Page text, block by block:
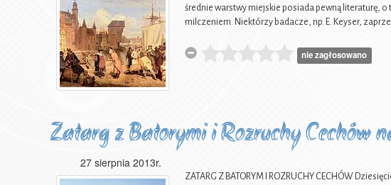
średnie warstwy miejskie posiada pewną literaturę,
milczeniem. Niektórzy badacze, np. E. Keyser,
nie zagłosowano
Zatarg z Batorymi i Rozruchy Cechów
27 sierpnia 2013r.
ZATARG Z BATORYM I ROZRUCHY CECHÓW